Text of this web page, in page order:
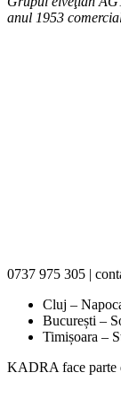
anul 1953
0737 975 305 |
Cluj –
București –
Timișoara –
KADRA face